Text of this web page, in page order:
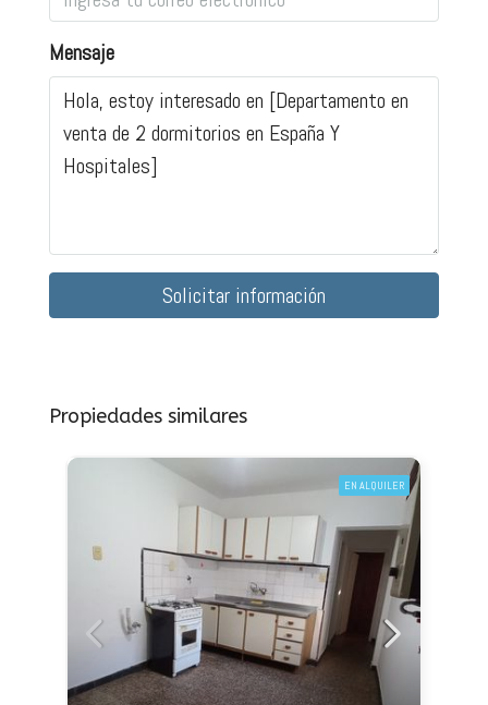
Mensaje
Solicitar información
Propiedades similares
EN ALQUILER